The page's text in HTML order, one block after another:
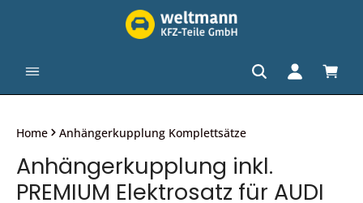
Home Anhängerkupplung Komplettsätze
Anhängerkupplung inkl.
PREMIUM Elektrosatz für AUDI